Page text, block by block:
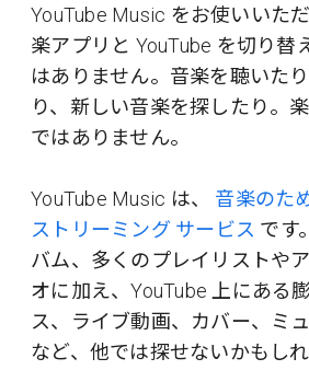
YouTube Music をお使いいた
楽アプリと YouTube を切り替
はありません。音楽を聴いた
り、新しい音楽を探したり。
ではありません。
YouTube Music は、 音楽のた
ストリーミング サービス です
バム、多くのプレイリストや
オに加え、YouTube 上にある
ス、ライブ動画、カバー、ミ
など、他では探せないかもし